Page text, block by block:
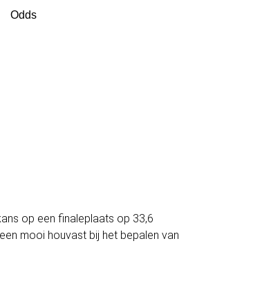
Odds
op een finaleplaats op 33,6
mooi houvast bij het bepalen van